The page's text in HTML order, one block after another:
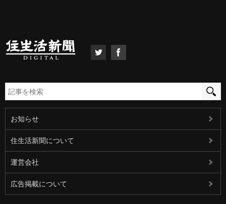
お知らせ
住生活新聞について
運営会社
広告掲載について